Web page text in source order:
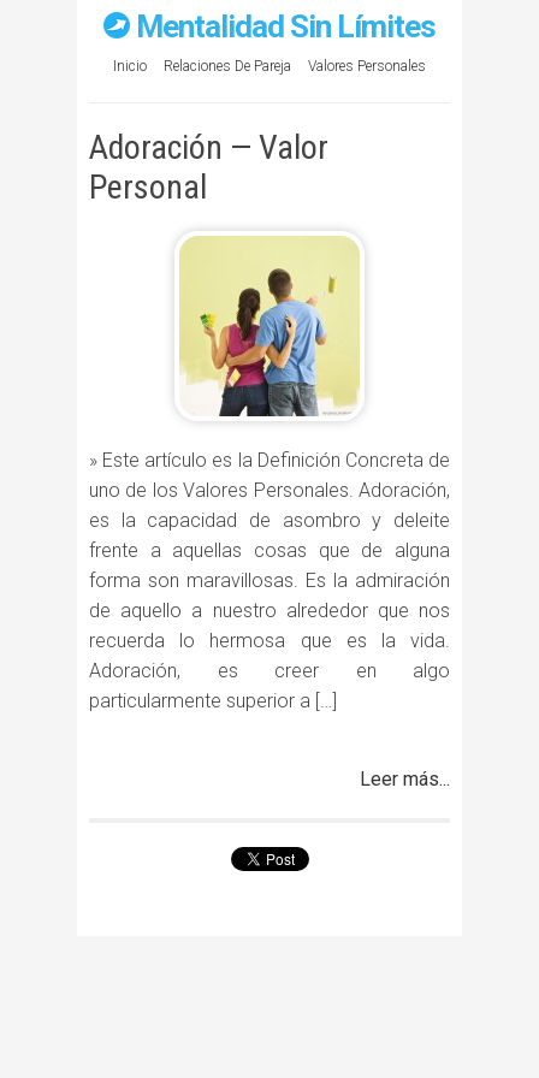
Mentalidad Sin Límites
Inicio Relaciones De Pareja Valores Personales
Adoración — Valor
Personal
» Este artículo es la Definición Concreta de
uno de los Valores Personales. Adoración,
es la capacidad de asombro y deleite
frente a aquellas cosas que de alguna
forma son maravillosas. Es la admiración
de aquello a nuestro alrededor que nos
recuerda lo hermosa que es la vida.
Adoración, es creer en algo
particularmente superior a […]
Leer más...